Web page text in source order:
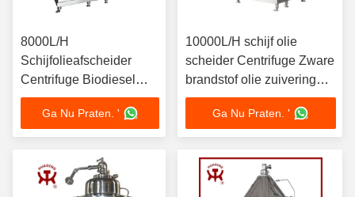
8000L/H
Schijfolieafscheider
Centrifuge Biodiesel
Glycerine Scheiding met
11kW Motor SS316L
440V Automatische
Ga Nu Praten. '
10000L/H schijf olie
scheider Centrifuge Zware
brandstof olie zuivering
15kW Motor SS304 Bowl
Marine Grade ISO
gecertificeerd
Ga Nu Praten. '